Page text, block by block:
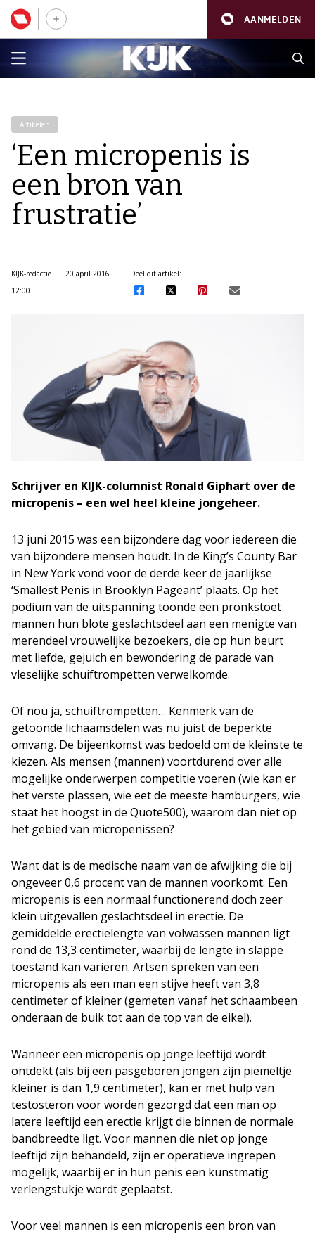
AANMELDEN
Artikelen
‘Een micropenis is
een bron van
frustratie’
KIJK-redactie
20 april 2016
12:00
Deel dit artikel:
Schrijver en KIJK-columnist Ronald Giphart over de
micropenis – een wel heel kleine jongeheer.
13 juni 2015 was een bijzondere dag voor iedereen die
van bijzondere mensen houdt. In de King’s County Bar
in New York vond voor de derde keer de jaarlijkse
‘Smallest Penis in Brooklyn Pageant’ plaats. Op het
podium van de uitspanning toonde een pronkstoet
mannen hun blote geslachtsdeel aan een menigte van
merendeel vrouwelijke bezoekers, die op hun beurt
met liefde, gejuich en bewondering de parade van
vleselijke schuiftrompetten verwelkomde.
Of nou ja, schuiftrompetten… Kenmerk van de
getoonde lichaamsdelen was nu juist de beperkte
omvang. De bijeenkomst was bedoeld om de kleinste te
kiezen. Als mensen (mannen) voortdurend over alle
mogelijke onderwerpen competitie voeren (wie kan er
het verste plassen, wie eet de meeste hamburgers, wie
staat het hoogst in de Quote500), waarom dan niet op
het gebied van micropenissen?
Want dat is de medische naam van de afwijking die bij
ongeveer 0,6 procent van de mannen voorkomt. Een
micropenis is een normaal functionerend doch zeer
klein uitgevallen geslachtsdeel in erectie. De
gemiddelde erectielengte van volwassen mannen ligt
rond de 13,3 centimeter, waarbij de lengte in slappe
toestand kan variëren. Artsen spreken van een
micropenis als een man een stijve heeft van 3,8
centimeter of kleiner (gemeten vanaf het schaambeen
onderaan de buik tot aan de top van de eikel).
Wanneer een micropenis op jonge leeftijd wordt
ontdekt (als bij een pasgeboren jongen zijn piemeltje
kleiner is dan 1,9 centimeter), kan er met hulp van
testosteron voor worden gezorgd dat een man op
latere leeftijd een erectie krijgt die binnen de normale
bandbreedte ligt. Voor mannen die niet op jonge
leeftijd zijn behandeld, zijn er operatieve ingrepen
mogelijk, waarbij er in hun penis een kunstmatig
verlengstukje wordt geplaatst.
Voor veel mannen is een micropenis een bron van